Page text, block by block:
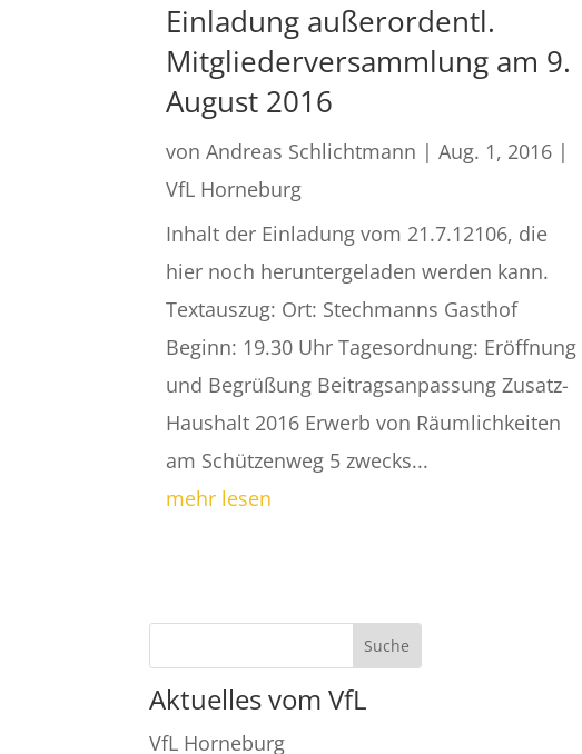
Einladung außerordentl.
Mitgliederversammlung am 9.
August 2016
vonAndreas Schlichtmann |Aug. 1, 2016 |
VfL Horneburg
Inhalt der Einladung vom 21.7.12106, die
hier noch heruntergeladen werden kann.
Textauszug: Ort: Stechmanns Gasthof
Beginn: 19.30 Uhr Tagesordnung: Eröffnung
und Begrüßung Beitragsanpassung Zusatz-
Haushalt 2016 Erwerb von Räumlichkeiten
am Schützenweg 5 zwecks...
mehr lesen
Aktuelles vom VfL
VfL Horneburg